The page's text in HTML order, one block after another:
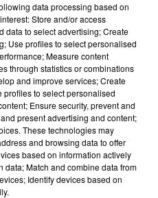
Vierge
Sagittaire
data processing based on
Store and/or access
data to select advertising; Create
Use profiles to select personalised
Measure content
through statistics or combinations
and improve services; Create
to select personalised
Ensure security, prevent and
present advertising and content;
These technologies may
and browsing data to offer
based on information actively
Match and combine data from
Identify devices based on